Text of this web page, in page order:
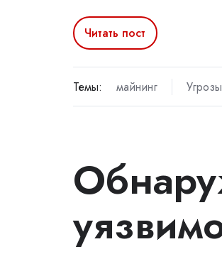
Читать пост
Темы: майнинг Угрозы